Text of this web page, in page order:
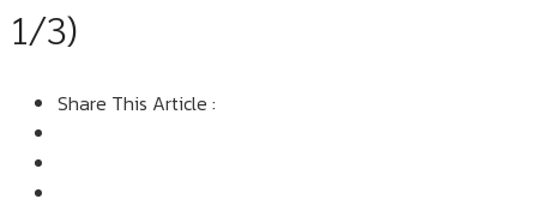
1/3)
Share This Article :